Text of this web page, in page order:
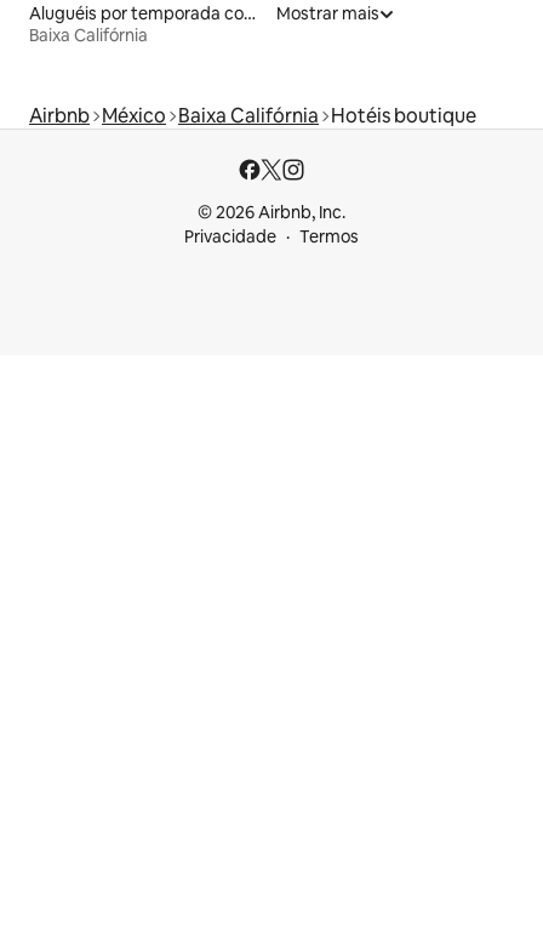
Aluguéis por temporada com suítes privativas
Baixa Califórnia
Mostrar mais
Airbnb México Baixa Califórnia Hotéis boutique
© 2026 Airbnb, Inc.
Privacidade
Termos